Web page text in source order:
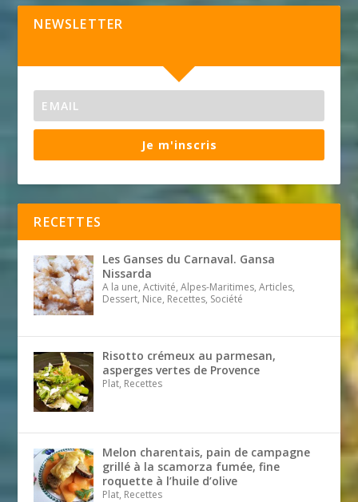
NEWSLETTER
Je m'inscris
RECETTES
Les Ganses du Carnaval. Gansa
Nissarda
A la une, Activité, Alpes-Maritimes, Articles,
Dessert, Nice, Recettes, Société
Risotto crémeux au parmesan,
asperges vertes de Provence
Plat, Recettes
Melon charentais, pain de campagne
grillé à la scamorza fumée, fine
roquette à l’huile d’olive
Plat, Recettes